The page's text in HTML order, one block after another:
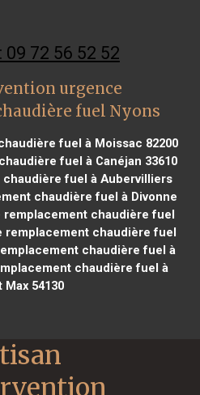
09 72 56 52 52
urgence
fuel Nyons
fuel à Moissac 82200
fuel à Canéjan 33610
fuel à Aubervilliers
chaudière fuel à Divonne
chaudière fuel
remplacement chaudière fuel
chaudière fuel à
chaudière fuel à
Max 54130